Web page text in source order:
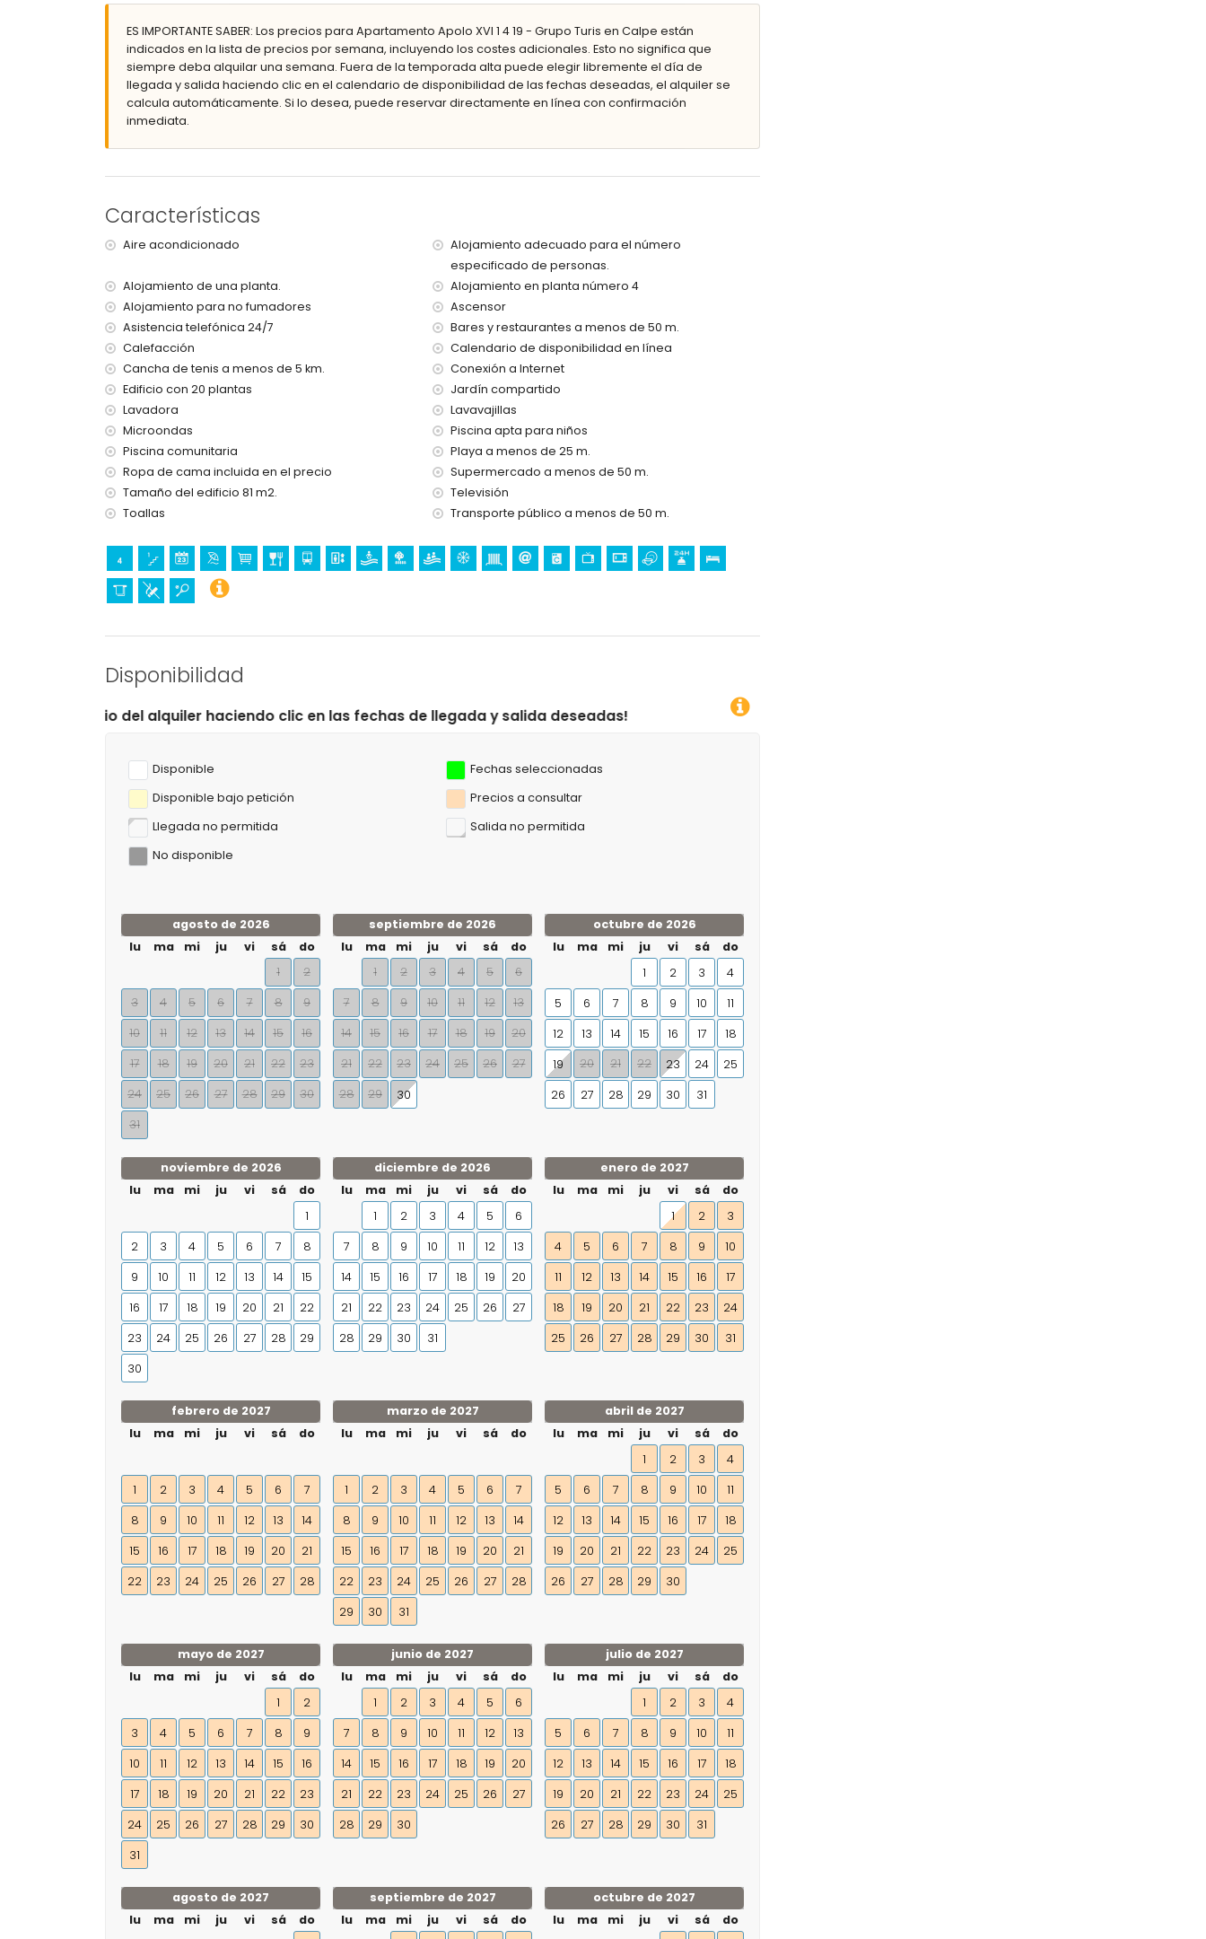
transporte público cercano: autobús a menos de 50 metros
no se permite fumar
no se admiten mascotas
El edificio donde se encuentra el alojamiento dispone de ascensor.
El alojamiento es muy adecuado para familias con niños.
Instalaciones y servicios incluidos en el precio de alquiler del apartamento
ropa de cama y toallas
Instalaciones y servicios con cargo adicional
calefacción central
Actividades de entretenimiento y ocio para sus vacaciones en Calpe, Costa Blanca
parque temático (Terra Mítica), zoológico (Terra Natura y Mundomar), y parque acuático (Aqua Natura y
Aqualandia) (a menos de 10 kilómetros de la casa)
Deportes
tenis (a menos de 5 kilómetros del apartamento)
golf (a menos de 10 kilómetros del apartamento)
ES IMPORTANTE SABER: Los precios para Apartamento Apolo XVI 1 4 19 - Grupo Turis en Calpe están
indicados en la lista de precios por semana, incluyendo los costes adicionales. Esto no significa que
siempre deba alquilar una semana. Fuera de la temporada alta puede elegir libremente el día de
llegada y salida haciendo clic en el calendario de disponibilidad de las fechas deseadas, el alquiler se
calcula automáticamente. Si lo desea, puede reservar directamente en línea con confirmación
inmediata.
Características
Aire acondicionado
Alojamiento adecuado para el número
especificado de personas.
Alojamiento de una planta.
Alojamiento en planta número 4
Alojamiento para no fumadores
Ascensor
Asistencia telefónica 24/7
Bares y restaurantes a menos de 50 m.
Calefacción
Calendario de disponibilidad en línea
Cancha de tenis a menos de 5 km.
Conexión a Internet
Edificio con 20 plantas
Jardín compartido
Lavadora
Lavavajillas
Microondas
Piscina apta para niños
Piscina comunitaria
Playa a menos de 25 m.
Ropa de cama incluida en el precio
Supermercado a menos de 50 m.
Tamaño del edificio 81 m2.
Televisión
Toallas
Transporte público a menos de 50 m.
Disponibilidad
haciendo clic en las fechas de llegada y salida deseadas!
Disponible
Fechas seleccionadas
Disponible bajo petición
Precios a consultar
Llegada no permitida
Salida no permitida
No disponible
agosto de 2026
lu
ma mi ju vi sá
do
1
2
3
4 5 6 7 8
9
10
11 12 13 14 15
16
17
18 19 20 21 22
23
24
25 26 27 28 29
30
31
septiembre de 2026
lu
ma mi ju vi sá
do
1
2 3 4 5
6
7
8 9 10 11 12
13
14
15 16 17 18 19
20
21
22 23 24 25 26
27
28
29 30
octubre de 2026
lu
ma mi ju vi sá
do
1
2 3
4
5
6 7 8 9 10
11
12
13 14 15 16 17
18
19
20 21 22 23 24
25
26
27 28 29 30 31
noviembre de 2026
lu
ma mi ju vi sá
do
1
2
3 4 5 6 7
8
9
10 11 12 13 14
15
16
17 18 19 20 21
22
23
24 25 26 27 28
29
30
diciembre de 2026
lu
ma mi ju vi sá
do
1
2 3 4 5
6
7
8 9 10 11 12
13
14
15 16 17 18 19
20
21
22 23 24 25 26
27
28
29 30 31
enero de 2027
lu
ma mi ju vi sá
do
1
2
3
4
5 6 7 8 9
10
11
12 13 14 15 16
17
18
19 20 21 22 23
24
25
26 27 28 29 30 31
febrero de 2027
lu
ma mi ju vi sá do
1 2 3 4 5 6
7
8
9 10 11 12 13
14
15
16 17 18 19 20
21
22
23 24 25 26 27 28
marzo de 2027
lu
ma mi ju vi sá do
1 2 3 4 5 6
7
8
9 10 11 12 13
14
15
16 17 18 19 20
21
22
23 24 25 26 27
28
29
30 31
abril de 2027
lu
ma mi ju vi sá
do
1
2 3
4
5
6 7 8 9 10
11
12
13 14 15 16 17
18
19
20 21 22 23 24
25
26
27 28 29 30
mayo de 2027
lu
ma mi ju vi sá
do
1
2
3
4 5 6 7 8
9
10
11 12 13 14 15
16
17
18 19 20 21 22
23
24
25 26 27 28 29
30
31
junio de 2027
lu
ma mi ju vi sá
do
1
2 3 4 5
6
7
8 9 10 11 12
13
14
15 16 17 18 19
20
21
22 23 24 25 26
27
28
29 30
julio de 2027
lu
ma mi ju vi sá
do
1
2 3
4
5
6 7 8 9 10
11
12
13 14 15 16 17
18
19
20 21 22 23 24
25
26
27 28 29 30 31
agosto de 2027
lu
ma mi ju vi sá
do
septiembre de 2027
lu
ma mi ju vi sá
do
octubre de 2027
lu
ma mi ju vi sá
do